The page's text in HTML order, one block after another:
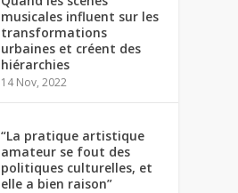
musicales influent sur les
transformations
urbaines et créent des
hiérarchies
14 Nov, 2022
“La pratique artistique
amateur se fout des
politiques culturelles, et
elle a bien raison”